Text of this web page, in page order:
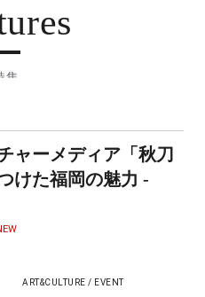
集
ャーメディア「秋刀
けた福岡の魅力 -
ART&CULTURE / EVENT